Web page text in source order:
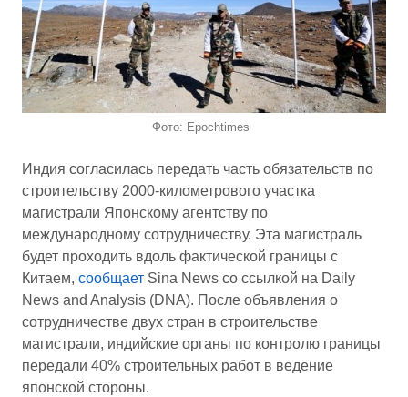
Фото: Epochtimes
Индия согласилась передать часть обязательств по
строительству 2000-километрового участка
магистрали Японскому агентству по
международному сотрудничеству. Эта магистраль
будет проходить вдоль фактической границы с
Китаем, сообщает Sina News со ссылкой на Daily
News and Analysis (DNA). После объявления о
сотрудничестве двух стран в строительстве
магистрали, индийские органы по контролю границы
передали 40% строительных работ в ведение
японской стороны.